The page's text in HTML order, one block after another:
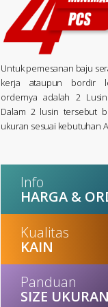
Untuk pemesanan baju
kerja ataupun bordir
ordernya adalah 2
Dalam 2 lusin tersebut
ukuran sesuai kebutuhan
Info
HARGA &
Kualitas
KAIN
Panduan
SIZE UKURAN